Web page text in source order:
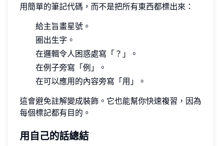
用簡單的筆記代碼，而不是把所有東西都標出來：
給主旨畫星號。
圈出生字。
在邏輯令人困惑處寫「？」。
在例子旁寫「例」。
在可以應用的內容旁寫「用」。
這會避免註解變成裝飾。它也能幫你快速複習，因為
每個標記都有目的。
用自己的話總結